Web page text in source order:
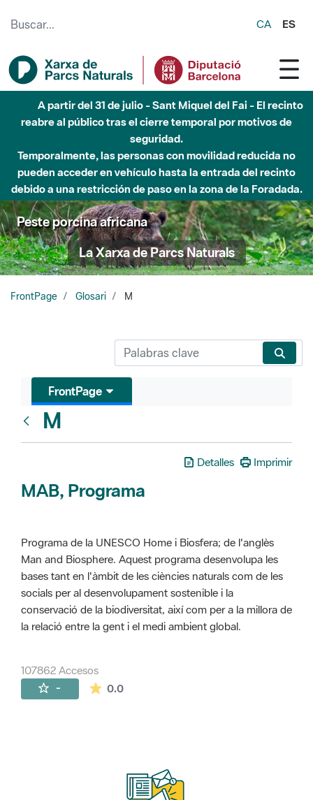
CA ES
A partir del 31 de julio - Sant Miquel del Fai - El recinto
reabre al público tras el cierre temporal por motivos de
seguridad.
Temporalmente, las personas con movilidad reducida no
pueden acceder en vehículo hasta la entrada del recinto
debido a una restricción de paso en la zona de la Foradada.
Peste porcina africana
La Xarxa de Parcs Naturals
FrontPage Glosari M
FrontPage
M
Detalles Imprimir
MAB, Programa
Programa de la UNESCO Home i Biosfera; de l'anglès
Man and Biosphere. Aquest programa desenvolupa les
bases tant en l'àmbit de les ciències naturals com de les
socials per al desenvolupament sostenible i la
conservació de la biodiversitat, així com per a la millora de
la relació entre la gent i el medi ambient global.
107862 Accesos
- 0.0La valoración media es de 0 estrellas de